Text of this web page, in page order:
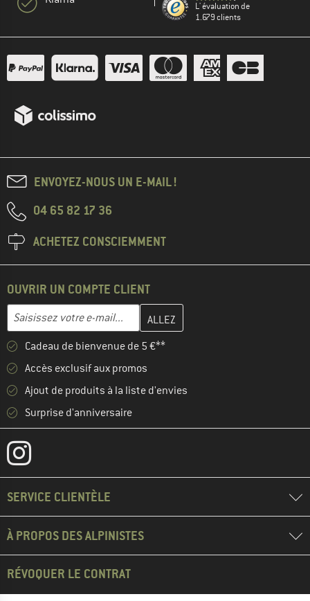
L' évaluation de
1.679 clients
ENVOYEZ-NOUS UN E-MAIL !
04 65 82 17 36
ACHETEZ CONSCIEMMENT
OUVRIR UN COMPTE CLIENT
Adresse e-mail
Entrez votre adresse e-mail ici et créez votre compte client à la
Cadeau de bienvenue de 5 €**
Accès exclusif aux promos
Ajout de produits à la liste d'envies
Surprise d'anniversaire
SERVICE CLIENTÈLE
À PROPOS DES ALPINISTES
RÉVOQUER LE CONTRAT